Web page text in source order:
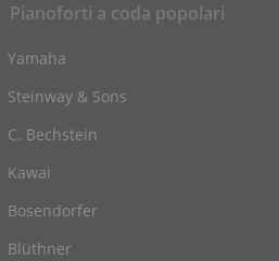
Pianoforti a coda popolari
Yamaha
Steinway & Sons
C. Bechstein
Kawai
Bosendorfer
Blüthner